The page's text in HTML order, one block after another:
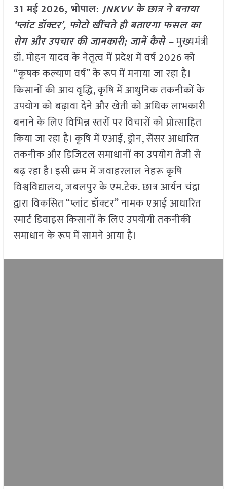
31 मई2026, भोपाल:JNKVV के छात्र ने बनाया
‘प्लांट डॉक्टर’, फोटो खींचते ही बताएगा फसल का
रोग और उपचार की जानकारी; जानें कैसे –मुख्यमंत्री
डॉ. मोहन यादव के नेतृत्व में प्रदेश में वर्ष 2026 को
“कृषक कल्याण वर्ष” के रूप में मनाया जा रहा है।
किसानों की आय वृद्धि, कृषि में आधुनिक तकनीकों के
उपयोग को बढ़ावा देने और खेती को अधिक लाभकारी
बनाने के लिए विभिन्न स्तरों पर विचारों को प्रोत्साहित
किया जा रहा है। कृषि में एआई, ड्रोन, सेंसर आधारित
तकनीक और डिजिटल समाधानों का उपयोग तेजी से
बढ़ रहा है। इसी क्रम में जवाहरलाल नेहरू कृषि
विश्वविद्यालय, जबलपुर के एम.टेक. छात्र आर्यन चंद्रा
द्वारा विकसित “प्लांट डॉक्टर” नामक एआई आधारित
स्मार्ट डिवाइस किसानों के लिए उपयोगी तकनीकी
समाधान के रूप में सामने आया है।